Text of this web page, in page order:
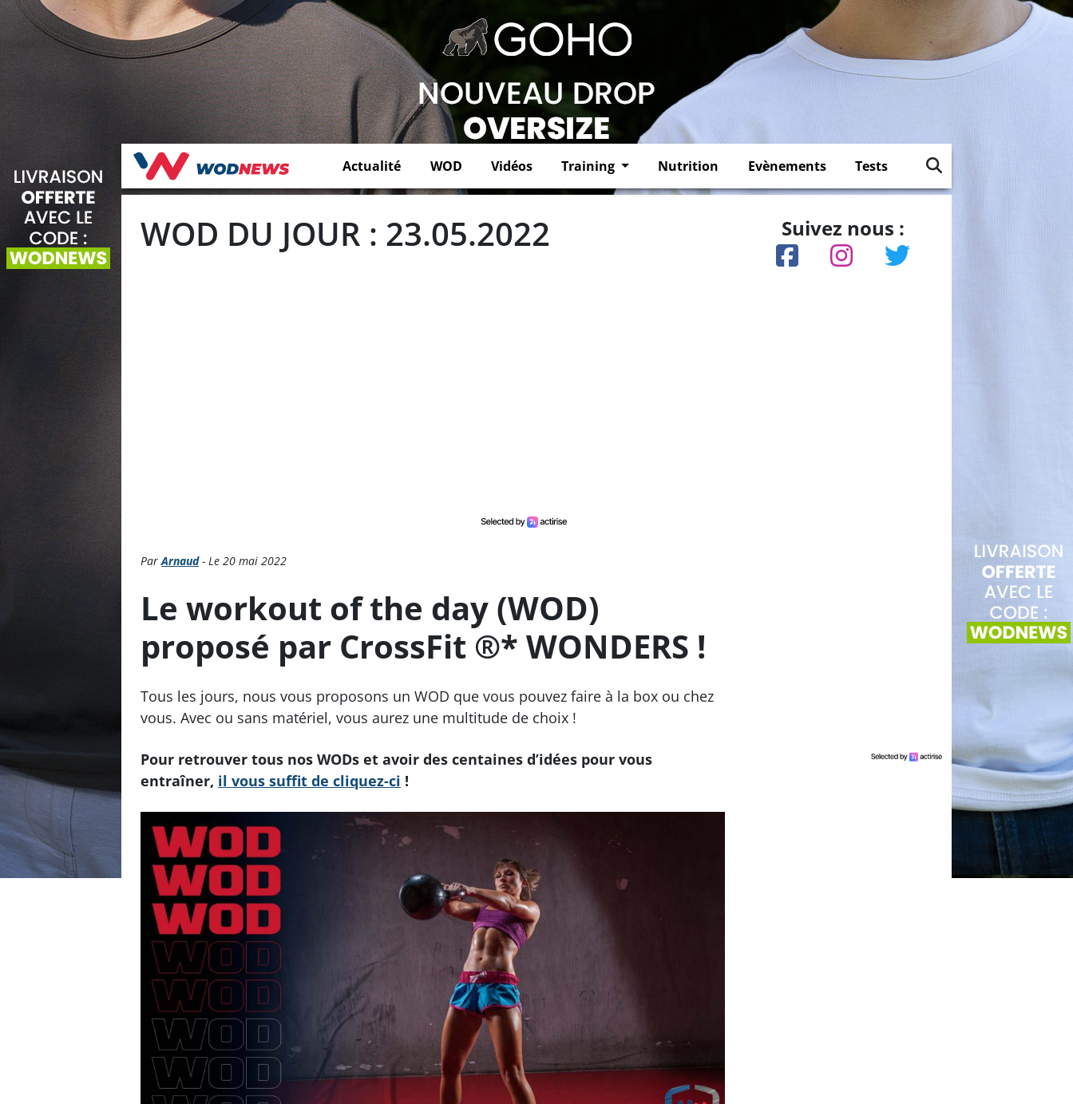
Actualité WOD Vidéos Training Nutrition Evènements Tests
WOD DU JOUR : 23.05.2022
ParArnaud- Le 20 mai 2022
Le workout of the day (WOD)
proposé par CrossFit ®* WONDERS !
Tous les jours, nous vous proposons un WOD que vous pouvez faire à la box ou chez
vous. Avec ou sans matériel, vous aurez une multitude de choix !
Pour retrouver tous nos WODs et avoir des centaines d’idées pour vous
entraîner, il vous suffit de cliquez-ci !
Suivez nous :